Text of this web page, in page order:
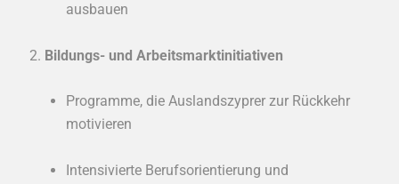
ausbauen
Bildungs- und Arbeitsmarktinitiativen
Programme, die Auslandszyprer zur Rückkehr
motivieren
Intensivierte Berufsorientierung und